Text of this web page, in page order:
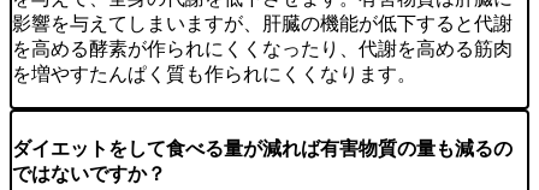
影響を与えてしまいますが、肝臓の機能が低下すると代謝
を高める酵素が作られにくくなったり、代謝を高める筋肉
を増やすたんぱく質も作られにくくなります。
ダイエットをして食べる量が減れば有害物質の量も減るの
ではないですか？